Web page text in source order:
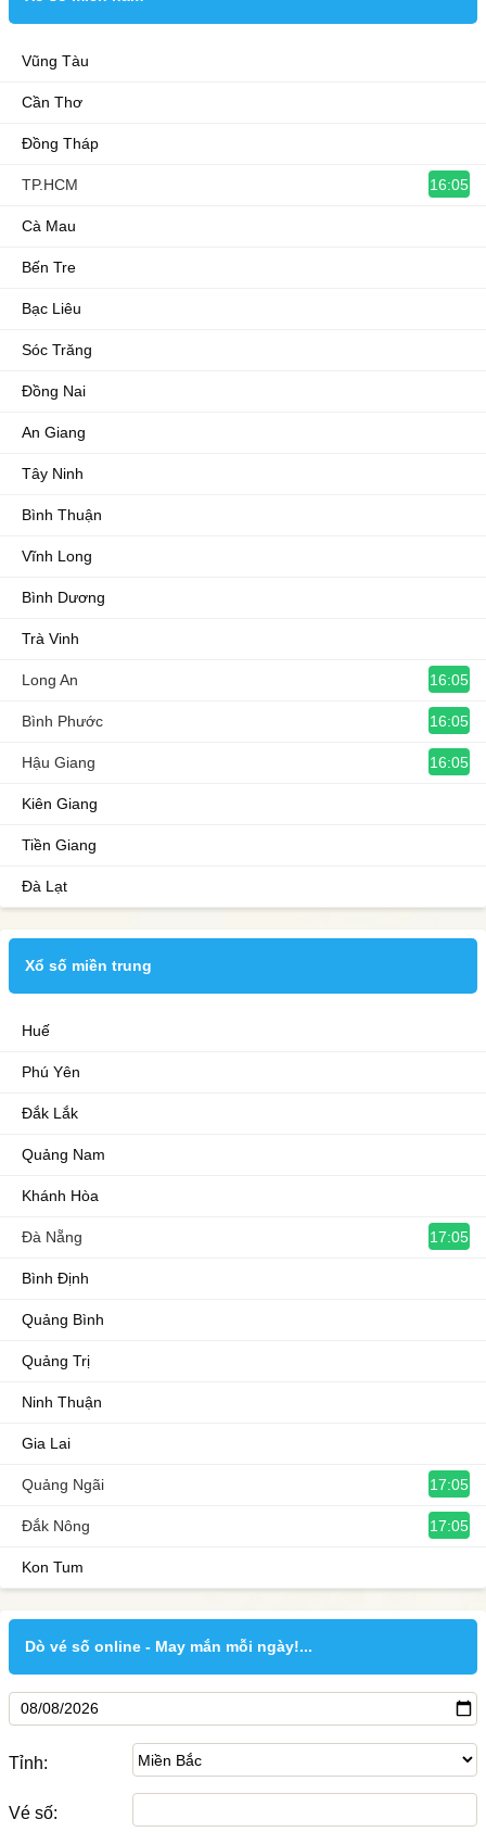
Vũng Tàu
Cần Thơ
Đồng Tháp
TP.HCM 16:05
Cà Mau
Bến Tre
Bạc Liêu
Sóc Trăng
Đồng Nai
An Giang
Tây Ninh
Bình Thuận
Vĩnh Long
Bình Dương
Trà Vinh
Long An 16:05
Bình Phước 16:05
Hậu Giang 16:05
Kiên Giang
Tiền Giang
Đà Lạt
Xổ số miền trung
Huế
Phú Yên
Đắk Lắk
Quảng Nam
Khánh Hòa
Đà Nẵng 17:05
Bình Định
Quảng Bình
Quảng Trị
Ninh Thuận
Gia Lai
Quảng Ngãi 17:05
Đắk Nông 17:05
Kon Tum
Dò vé số online - May mắn mỗi ngày!...
Tỉnh:
Vé số: